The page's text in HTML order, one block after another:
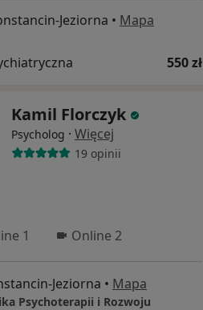
Jeziorna • Mapa
550 zł
Kamil Florczyk
Psycholog · Więcej
19 opinii
1 Online 2
Jeziorna • Mapa
Psychoterapii i Rozwoju